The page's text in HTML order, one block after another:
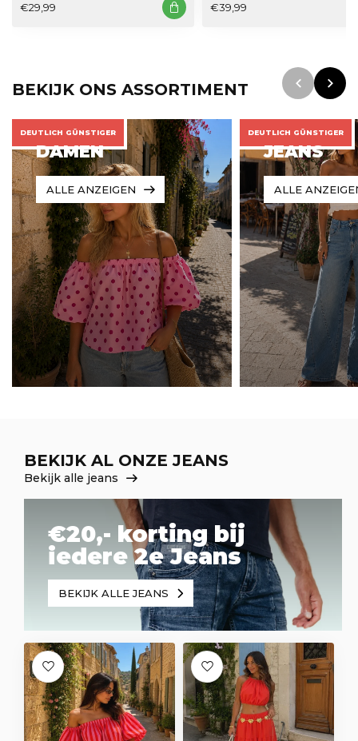
€29,99 €39,99
BEKIJK ONS ASSORTIMENT
DEUTLICH GÜNSTIGER
DAMEN
ALLE ANZEIGEN
DEUTLICH GÜNSTIGER
JEANS
ALLE
BEKIJK AL ONZE JEANS
Bekijk alle jeans
€20,- korting bij
iedere 2e Jeans
BEKIJK ALLE JEANS